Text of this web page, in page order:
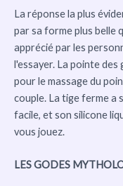
La réponse la plus
par sa forme plus belle
apprécié par les
l'essayer. La pointe
pour le massage du
couple. La tige ferme a
facile, et son silicone
vous jouez.
LES GODES